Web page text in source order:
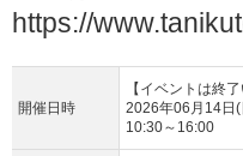
https://
開催日時
【イベントは終
2026年06月14日(
10:30～16:00